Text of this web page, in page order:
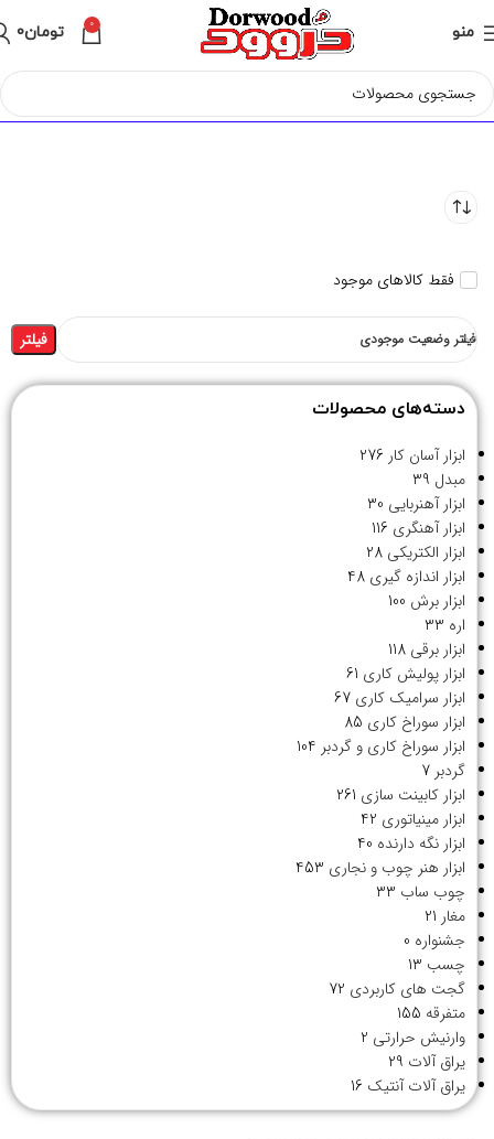
منو 0 تومان0
فقط کالاهای موجود
فیلتر وضعیت موجودی فیلتر
دسته‌های محصولات
ابزار آسان کار 276
مبدل 39
ابزار آهنربایی 30
ابزار آهنگری 116
ابزار الکتریکی 28
ابزار اندازه گیری 48
ابزار برش 100
اره 33
ابزار برقی 118
ابزار پولیش کاری 61
ابزار سرامیک کاری 67
ابزار سوراخ کاری 85
ابزار سوراخ کاری و گردبر 104
گردبر 7
ابزار کابینت سازی 261
ابزار مینیاتوری 42
ابزار نگه دارنده 40
ابزار هنر چوب و نجاری 453
چوب ساب 33
مغار 21
جشنواره 0
چسب 13
گجت های کاربردی 72
متفرقه 155
وارنیش حرارتی 2
یراق آلات 29
یراق آلات آنتیک 16